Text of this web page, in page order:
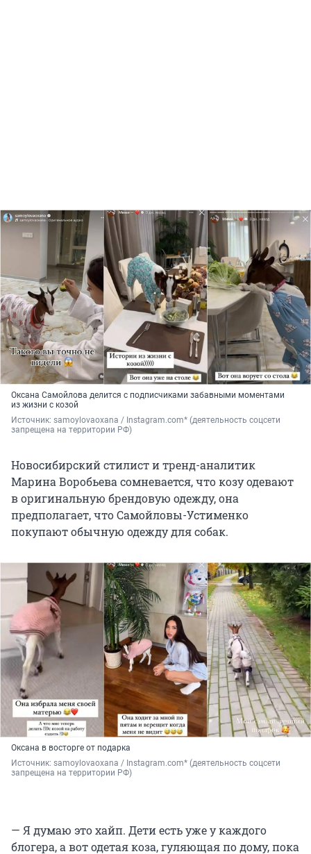
Оксана Самойлова делится с подписчиками забавными моментами
из жизни с козой
Источник: samoylovaoxana / Instagram.com* (деятельность соцсети
запрещена на территории РФ)
Новосибирский стилист и тренд-аналитик
Марина Воробьева сомневается, что козу одевают
в оригинальную брендовую одежду, она
предполагает, что Самойловы-Устименко
покупают обычную одежду для собак.
Оксана в восторге от подарка
Источник: samoylovaoxana / Instagram.com* (деятельность соцсети
запрещена на территории РФ)
— Я думаю это хайп. Дети есть уже у каждого
блогера, а вот одетая коза, гуляющая по дому, пока